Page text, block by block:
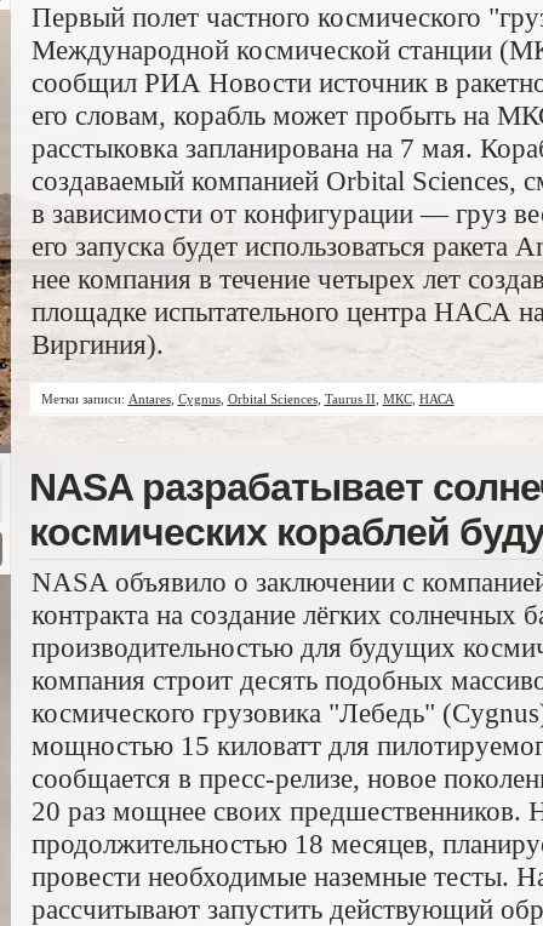
Первый полет частного космического
Международной космической станции
сообщил РИА Новости источник в
его словам, корабль может пробыть на
расстыковка запланирована на 7 мая.
создаваемый компанией Orbital Sciences,
в зависимости от конфигурации — груз
его запуска будет использоваться
нее компания в течение четырех лет
площадке испытательного центра НАСА
Виргиния).
Метки записи: Antares, Cygnus, Orbital Sciences, Taurus II МКС, НАСА
NASA разрабатывает
космических кораблей
NASA объявило о заключении с
контракта на создание лёгких солнечных
производительностью для будущих
компания строит десять подобных
космического грузовика "Лебедь"
мощностью 15 киловатт для
сообщается в пресс-релизе, новое
20 раз мощнее своих предшественников.
продолжительностью 18 месяцев,
провести необходимые наземные тесты.
рассчитывают запустить действующий